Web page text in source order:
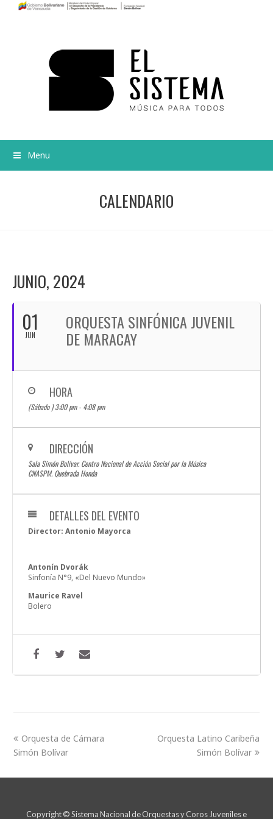
Menu
CALENDARIO
JUNIO, 2024
01
JUN
ORQUESTA SINFÓNICA JUVENIL
DE MARACAY
HORA
(Sábado ) 3:00 pm - 4:08 pm
DIRECCIÓN
Sala Simón Bolívar. Centro Nacional de Acción Social por la Música
CNASPM. Quebrada Honda
DETALLES DEL EVENTO
Director: Antonio Mayorca
Antonín Dvorák
Sinfonía N°9, «Del Nuevo Mundo»
Maurice Ravel
Bolero
Orquesta de Cámara
Simón Bolívar
Orquesta Latino Caribeña
Simón Bolívar
Copyright © Sistema Nacional de Orquestas y Coros Juveniles e